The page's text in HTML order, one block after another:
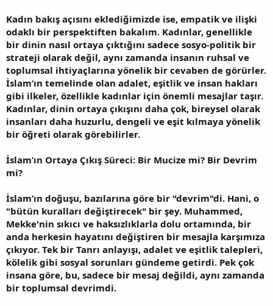
Kadın bakış açısını eklediğimizde ise, empatik ve ilişki
odaklı bir perspektiften bakalım. Kadınlar, genellikle
bir dinin nasıl ortaya çıktığını sadece sosyo-politik bir
strateji olarak değil, aynı zamanda insanın ruhsal ve
toplumsal ihtiyaçlarına yönelik bir cevaben de görürler.
İslam’ın temelinde olan adalet, eşitlik ve insan hakları
gibi ilkeler, özellikle kadınlar için önemli mesajlar taşır.
Kadınlar, dinin ortaya çıkışını daha çok, bireysel olarak
insanları daha huzurlu, dengeli ve eşit kılmaya yönelik
bir öğreti olarak görebilirler.
İslam’ın Ortaya Çıkış Süreci: Bir Mucize mi? Bir Devrim
mi?
İslam’ın doğuşu, bazılarına göre bir "devrim"di. Hani, o
"bütün kuralları değiştirecek" bir şey. Muhammed,
Mekke'nin sıkıcı ve haksızlıklarla dolu ortamında, bir
anda herkesin hayatını değiştiren bir mesajla karşımıza
çıkıyor. Tek bir Tanrı anlayışı, adalet ve eşitlik talepleri,
kölelik gibi sosyal sorunları gündeme getirdi. Pek çok
insana göre, bu, sadece bir mesaj değildi, aynı zamanda
bir toplumsal devrimdi.